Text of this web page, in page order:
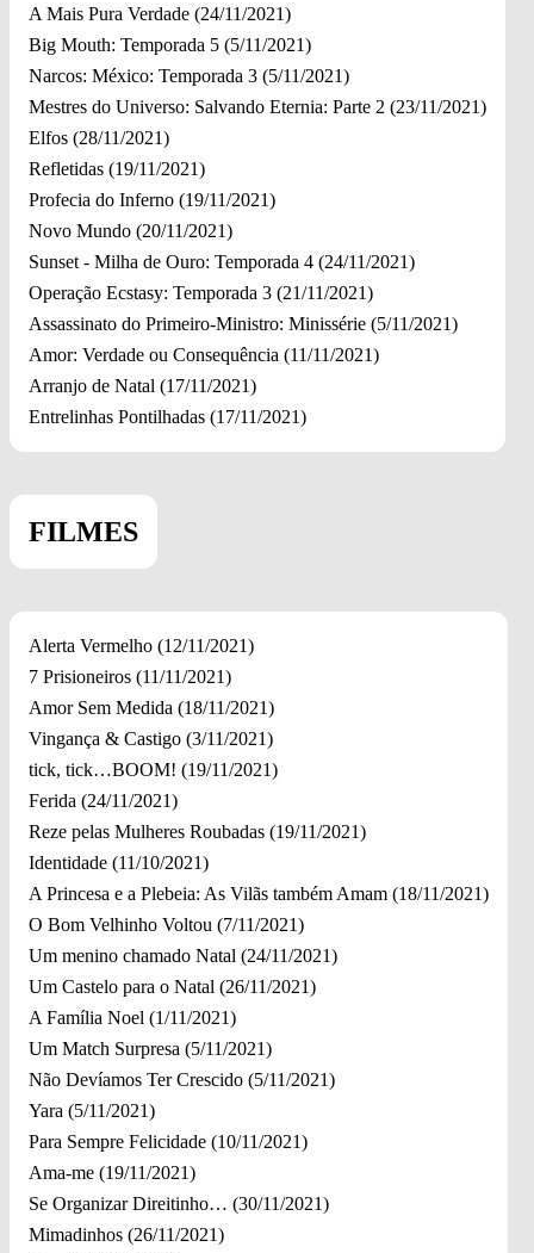
A Mais Pura Verdade (24/11/2021)
Big Mouth: Temporada 5 (5/11/2021)
Narcos: México: Temporada 3 (5/11/2021)
Mestres do Universo: Salvando Eternia: Parte 2 (23/11/2021)
Elfos (28/11/2021)
Refletidas (19/11/2021)
Profecia do Inferno (19/11/2021)
Novo Mundo (20/11/2021)
Sunset - Milha de Ouro: Temporada 4 (24/11/2021)
Operação Ecstasy: Temporada 3 (21/11/2021)
Assassinato do Primeiro-Ministro: Minissérie (5/11/2021)
Amor: Verdade ou Consequência (11/11/2021)
Arranjo de Natal (17/11/2021)
Entrelinhas Pontilhadas (17/11/2021)
FILMES
Alerta Vermelho (12/11/2021)
7 Prisioneiros (11/11/2021)
Amor Sem Medida (18/11/2021)
Vingança & Castigo (3/11/2021)
tick, tick…BOOM! (19/11/2021)
Ferida (24/11/2021)
Reze pelas Mulheres Roubadas (19/11/2021)
Identidade (11/10/2021)
A Princesa e a Plebeia: As Vilãs também Amam (18/11/2021)
O Bom Velhinho Voltou (7/11/2021)
Um menino chamado Natal (24/11/2021)
Um Castelo para o Natal (26/11/2021)
A Família Noel (1/11/2021)
Um Match Surpresa (5/11/2021)
Não Devíamos Ter Crescido (5/11/2021)
Yara (5/11/2021)
Para Sempre Felicidade (10/11/2021)
Ama-me (19/11/2021)
Se Organizar Direitinho… (30/11/2021)
Mimadinhos (26/11/2021)